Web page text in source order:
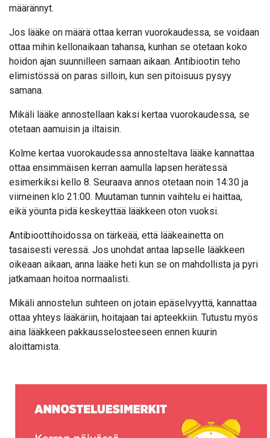
määrännyt.
Jos lääke on määrä ottaa kerran vuorokaudessa, se voidaan
ottaa mihin kellonaikaan tahansa, kunhan se otetaan koko
hoidon ajan suunnilleen samaan aikaan. Antibiootin teho
elimistössä on paras silloin, kun sen pitoisuus pysyy
samana.
Mikäli lääke annostellaan kaksi kertaa vuorokaudessa, se
otetaan aamuisin ja iltaisin.
Kolme kertaa vuorokaudessa annosteltava lääke kannattaa
ottaa ensimmäisen kerran aamulla lapsen herätessä
esimerkiksi kello 8. Seuraava annos otetaan noin 14:30 ja
viimeinen klo 21:00. Muutaman tunnin vaihtelu ei haittaa,
eikä yöunta pidä keskeyttää lääkkeen oton vuoksi.
Antibioottihoidossa on tärkeää, että lääkeainetta on
tasaisesti veressä. Jos unohdat antaa lapselle lääkkeen
oikeaan aikaan, anna lääke heti kun se on mahdollista ja pyri
jatkamaan hoitoa normaalisti.
Mikäli annostelun suhteen on jotain epäselvyyttä, kannattaa
ottaa yhteys lääkäriin, hoitajaan tai apteekkiin. Tutustu myös
aina lääkkeen pakkausselosteeseen ennen kuurin
aloittamista.